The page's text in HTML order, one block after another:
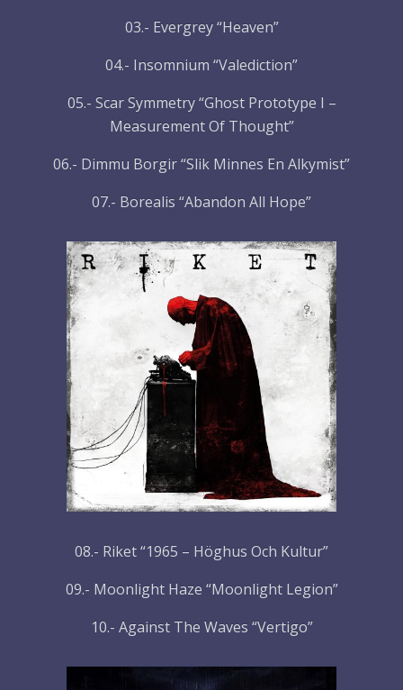
03.- Evergrey “Heaven”
04.- Insomnium “Valediction”
05.- Scar Symmetry “Ghost Prototype I –
Measurement Of Thought”
06.- Dimmu Borgir “Slik Minnes En Alkymist”
07.- Borealis “Abandon All Hope”
08.- Riket “1965 – Höghus Och Kultur”
09.- Moonlight Haze “Moonlight Legion”
10.- Against The Waves “Vertigo”